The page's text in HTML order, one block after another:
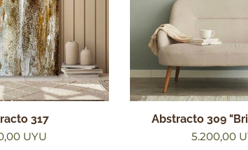
317
UYU
Abstracto 309
5.200,00